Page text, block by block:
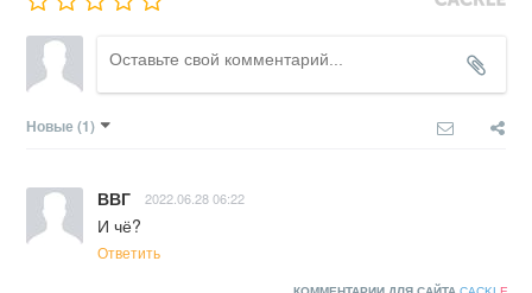
Новые (1)
ВВГ 2022.06.28 06:22
И чё?
Ответить